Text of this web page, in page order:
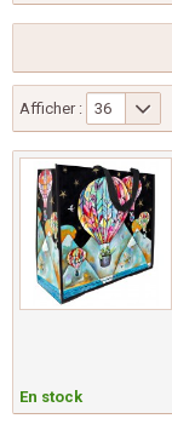
Afficher : 36
En stock